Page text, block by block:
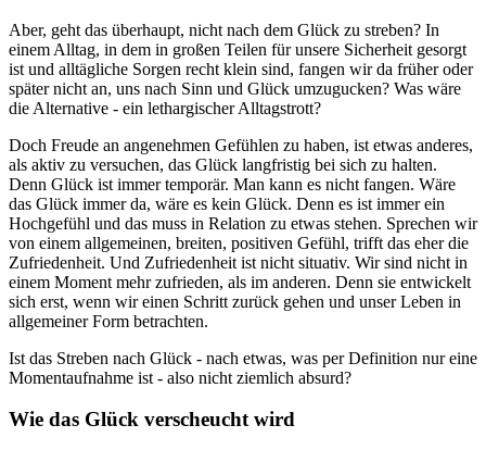
Aber, geht das überhaupt, nicht nach dem Glück zu streben? In
einem Alltag, in dem in großen Teilen für unsere Sicherheit gesorgt
ist und alltägliche Sorgen recht klein sind, fangen wir da früher oder
später nicht an, uns nach Sinn und Glück umzugucken? Was wäre
die Alternative - ein lethargischer Alltagstrott?
Doch Freude an angenehmen Gefühlen zu haben, ist etwas anderes,
als aktiv zu versuchen, das Glück langfristig bei sich zu halten.
Denn Glück ist immer temporär. Man kann es nicht fangen. Wäre
das Glück immer da, wäre es kein Glück. Denn es ist immer ein
Hochgefühl und das muss in Relation zu etwas stehen. Sprechen wir
von einem allgemeinen, breiten, positiven Gefühl, trifft das eher die
Zufriedenheit. Und Zufriedenheit ist nicht situativ. Wir sind nicht in
einem Moment mehr zufrieden, als im anderen. Denn sie entwickelt
sich erst, wenn wir einen Schritt zurück gehen und unser Leben in
allgemeiner Form betrachten.
Ist das Streben nach Glück - nach etwas, was per Definition nur eine
Momentaufnahme ist - also nicht ziemlich absurd?
Wie das Glück verscheucht wird